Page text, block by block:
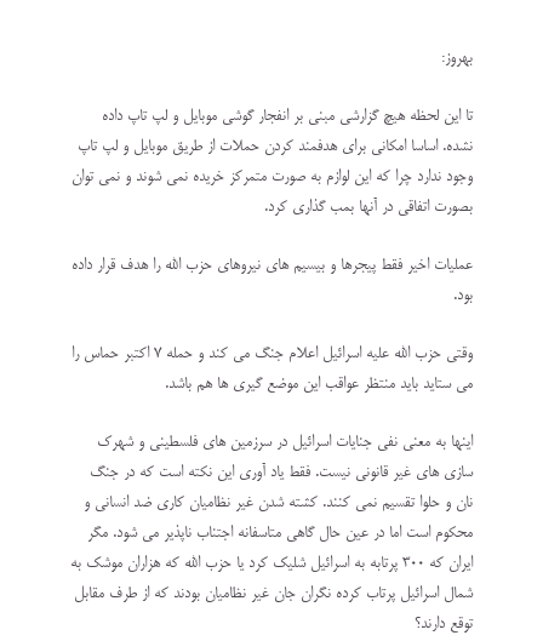
بهروز:
تا اين لحظه هيچ گزارشى مبنى بر انفجار گوشى موبايل و لپ تاپ داده
نشده. اساسا امكانى براى هدفمند كردن حملات از طريق موبايل و لپ تاپ
وجود ندارد چرا كه اين لوازم به صورت متمركز خريده نمى شوند و نمى توان
بصورت اتفاقى در آنها بمب گذارى كرد.
عمليات اخير فقط پيجرها و بيسيم هاى نيروهاى حزب الله را هدف قرار داده
بود.
وقتى حزب الله عليه اسرائيل اعلام جنگ مى كند و حمله ٧ اكتبر حماس را
مى ستايد بايد منتظر عواقب اين موضع گيرى ها هم باشد.
اينها به معنى نفى جنايات اسرائيل در سرزمين هاى فلسطينى و شهرك
سازى هاى غير قانونى نيست. فقط ياد آورى اين نكته است كه در جنگ
نان و حلوا تقسيم نمى كنند. كشته شدن غير نظاميان كارى ضد انسانى و
محكوم است اما در عين حال گاهى متاسفانه اجتناب ناپذير مى شود. مگر
ايران كه ٣٠٠ پرتابه به اسرائيل شليك كرد يا حزب الله كه هزاران موشك به
شمال اسرائيل پرتاب كرده نگران جان غير نظاميان بودند كه از طرف مقابل
توقع دارند؟